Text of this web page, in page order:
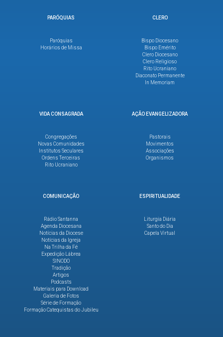
PARÓQUIAS
Paróquias
Horários de Missa
CLERO
Bispo Diocesano
Bispo Emérito
Clero Diocesano
Clero Religioso
Rito Ucraniano
Diaconato Permanente
In Memoriam
VIDA CONSAGRADA
Congregações
Novas Comunidades
Institutos Seculares
Ordens Terceiras
Rito Ucraniano
AÇÃO EVANGELIZADORA
Pastorais
Movimentos
Associações
Organismos
COMUNICAÇÃO
Rádio Santanna
Agenda Diocesana
Notícias da Diocese
Notícias da Igreja
Na Trilha da Fé
Expedição Lábrea
SINODO
Tradição
Artigos
Podcasts
Materiais para Download
Galeria de Fotos
Série de Formação
Formação Catequistas do Jubileu
ESPIRITUALIDADE
Liturgia Diária
Santo do Dia
Capela Virtual